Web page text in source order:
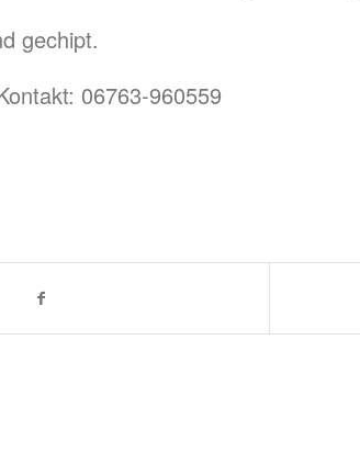
gechipt.
06763-960559